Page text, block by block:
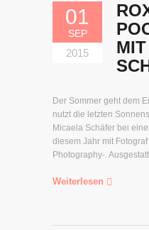
01
SEP
2015
Der Sommer geht dem
nutzt die letzten
Micaela Schäfer bei
diesem Jahr mit Fotograf
Photography-.
Weiterlesen